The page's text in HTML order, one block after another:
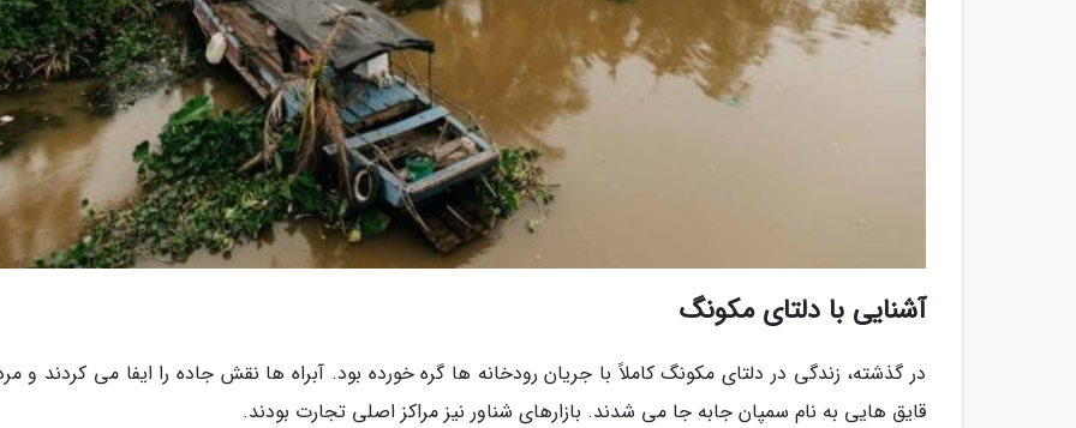
آشنایی با دلتای مکونگ
در گذشته، زندگی در دلتای مکونگ کاملاً با جریان رودخانه ها گره خورده بود. آبراه ها نقش جاده را ایفا می کردند و
قایق هایی به نام سمپان جابه جا می شدند. بازارهای شناور نیز مراکز اصلی تجارت بودند.